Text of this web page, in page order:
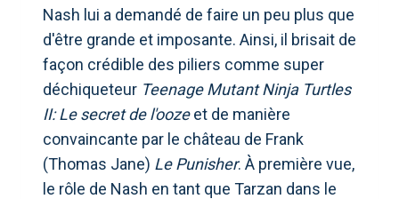
Nash lui a demandé de faire un peu plus que
d'être grande et imposante. Ainsi, il brisait de
façon crédible des piliers comme super
déchiqueteur Teenage Mutant Ninja Turtles
II: Le secret de l'oozeet de manière
convaincante par le château de Frank
(Thomas Jane) Le Punisher. À première vue,
le rôle de Nash en tant que Tarzan dans le